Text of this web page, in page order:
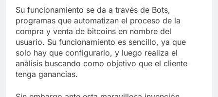
Su funcionamiento se da a través de Bots,
programas que automatizan el proceso de la
compra y venta de bitcoins en nombre del
usuario. Su funcionamiento es sencillo, ya que
solo hay que configurarlo, y luego realiza el
análisis buscando como objetivo que el cliente
tenga ganancias.